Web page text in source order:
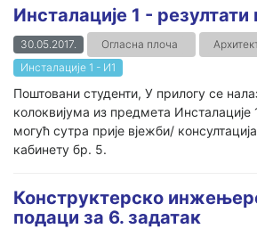
Инсталације 1 - резултати
30.05.2017. Огласна плоча
Инсталације 1 - И1
Поштовани студенти, У прилогу се
колоквијума из предмета Инсталације
могућ сутра прије вјежби/
кабинету бр. 5.
Конструктерско
подаци за 6. задатак